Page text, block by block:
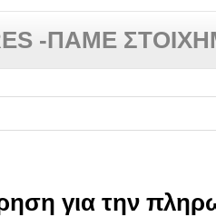
-ΠΑΜΕ
για την